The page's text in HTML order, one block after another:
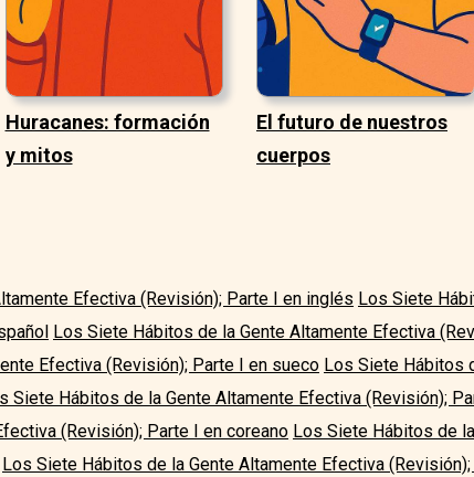
Huracanes: formación
y mitos
El futuro de nuestros
cuerpos
Efectiva (Revisión); Parte I en inglés Los Siete
Los Siete Hábitos de la Gente Altamente Efectiva
Efectiva (Revisión); Parte I en sueco Los Siete Hábitos
Siete Hábitos de la Gente Altamente Efectiva (Revisión);
(Revisión); Parte I en coreano Los Siete Hábitos de
Los Siete Hábitos de la Gente Altamente Efectiva